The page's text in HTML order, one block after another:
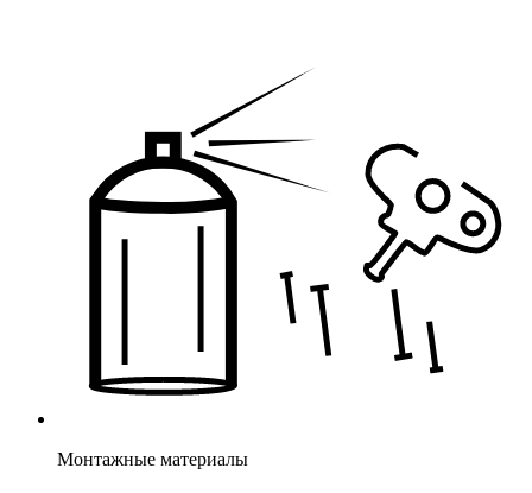
Монтажные материалы